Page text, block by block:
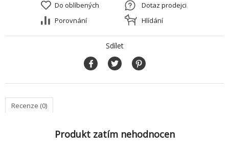
Do oblíbených
Porovnání
Dotaz prodejci
Hlídání
Sdílet
Recenze (0)
Produkt zatím nehodnocen